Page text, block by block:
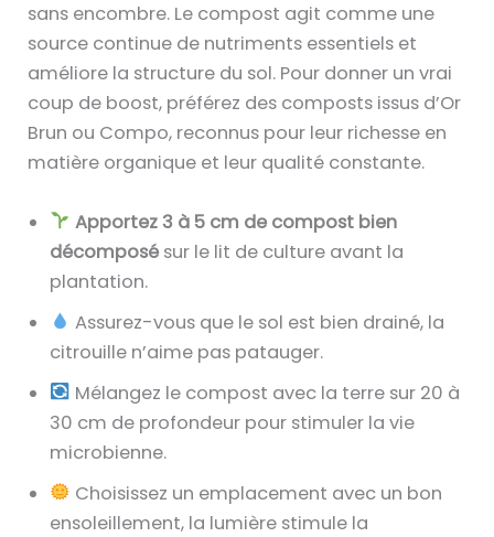
sans encombre. Le compost agit comme une
source continue de nutriments essentiels et
améliore la structure du sol. Pour donner un vrai
coup de boost, préférez des composts issus d’Or
Brun ou Compo, reconnus pour leur richesse en
matière organique et leur qualité constante.
Apportez 3 à 5 cm de compost bien
décomposé sur le lit de culture avant la
plantation.
Assurez-vous que le sol est bien drainé, la
citrouille n’aime pas patauger.
Mélangez le compost avec la terre sur 20 à
30 cm de profondeur pour stimuler la vie
microbienne.
Choisissez un emplacement avec un bon
ensoleillement, la lumière stimule la